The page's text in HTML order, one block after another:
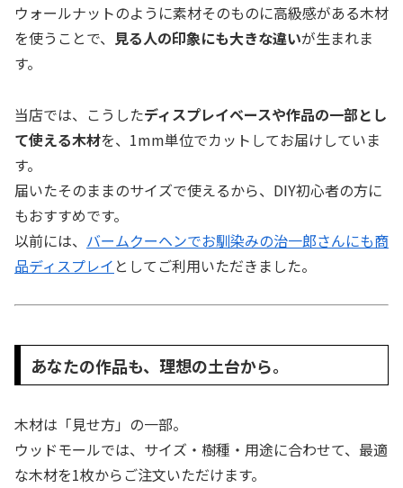
ウォールナットのように素材そのものに高級感がある木材
を使うことで、 見る人の印象にも大きな違いが生まれま
す。
当店では、こうしたディスプレイベースや作品の一部とし
て使える木材を、1mm単位でカットしてお届けしていま
す。
届いたそのままのサイズで使えるから、DIY初心者の方に
もおすすめです。
以前には、 バームクーヘンでお馴染みの治一郎さんにも商
品ディスプレイ としてご利用いただきました。
あなたの作品も、理想の土台から。
木材は「見せ方」の一部。
ウッドモールでは、サイズ・樹種・用途に合わせて、最適
な木材を1枚からご注文いただけます。